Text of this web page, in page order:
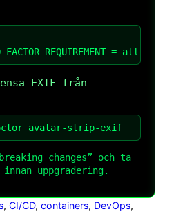
= all   ;
EXIF från
avatar-strip-exif
changes” och ta
uppgradering.
, CI/CD, containers, DevOps